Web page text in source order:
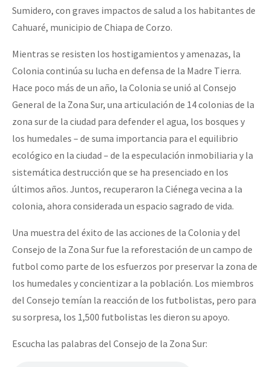
Sumidero, con graves impactos de salud a los habitantes de
Cahuaré, municipio de Chiapa de Corzo.
Mientras se resisten los hostigamientos y amenazas, la
Colonia continúa su lucha en defensa de la Madre Tierra.
Hace poco más de un año, la Colonia se unió al Consejo
General de la Zona Sur, una articulación de 14 colonias de la
zona sur de la ciudad para defender el agua, los bosques y
los humedales – de suma importancia para el equilibrio
ecológico en la ciudad – de la especulación inmobiliaria y la
sistemática destrucción que se ha presenciado en los
últimos años. Juntos, recuperaron la Ciénega vecina a la
colonia, ahora considerada un espacio sagrado de vida.
Una muestra del éxito de las acciones de la Colonia y del
Consejo de la Zona Sur fue la reforestación de un campo de
futbol como parte de los esfuerzos por preservar la zona de
los humedales y concientizar a la población. Los miembros
del Consejo temían la reacción de los futbolistas, pero para
su sorpresa, los 1,500 futbolistas les dieron su apoyo.
Escucha las palabras del Consejo de la Zona Sur: